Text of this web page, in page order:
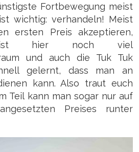
Fortbewegung meist
wichtig: verhandeln! Meist
ersten Preis akzeptieren,
hier noch viel
und auch die Tuk Tuk
gelernt, dass man an
kann. Also traut euch
Teil kann man sogar nur auf
Preises runter